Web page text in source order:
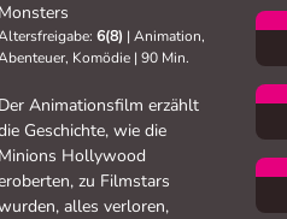
Monsters
6(8) | Animation,
Komödie | 90 Min.
Der Animationsfilm erzählt
Geschichte, wie die
Minions Hollywood
zu Filmstars
alles verloren,